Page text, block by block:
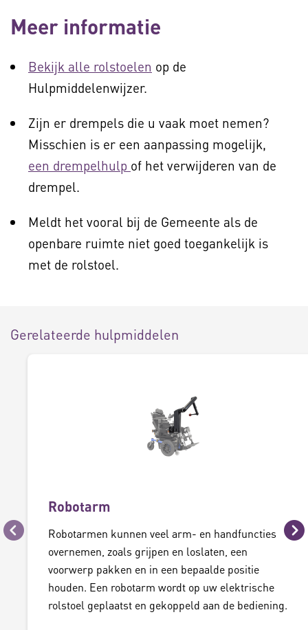
Meer informatie
Bekijk alle rolstoelen op de
Hulpmiddelenwijzer.
Zijn er drempels die u vaak moet nemen?
Misschien is er een aanpassing mogelijk,
een drempelhulp of het verwijderen van de
drempel.
Meldt het vooral bij de Gemeente als de
openbare ruimte niet goed toegankelijk is
met de rolstoel.
Gerelateerde hulpmiddelen
Vorige
Robotarm
Robotarmen kunnen veel arm- en handfuncties
overnemen, zoals grijpen en loslaten, een
voorwerp pakken en in een bepaalde positie
houden. Een robotarm wordt op uw elektrische
rolstoel geplaatst en gekoppeld aan de bediening.